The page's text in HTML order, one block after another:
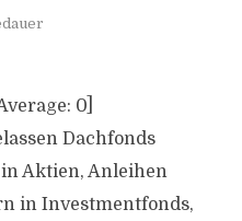
0]
Dachfonds
Aktien, Anleihen
in Investmentfonds,